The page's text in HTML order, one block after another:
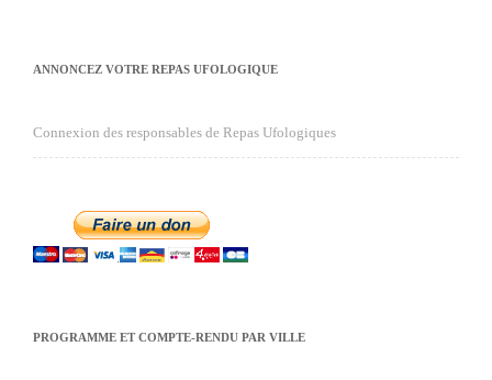
ANNONCEZ VOTRE REPAS UFOLOGIQUE
Connexion des responsables de Repas Ufologiques
PROGRAMME ET COMPTE-RENDU PAR VILLE